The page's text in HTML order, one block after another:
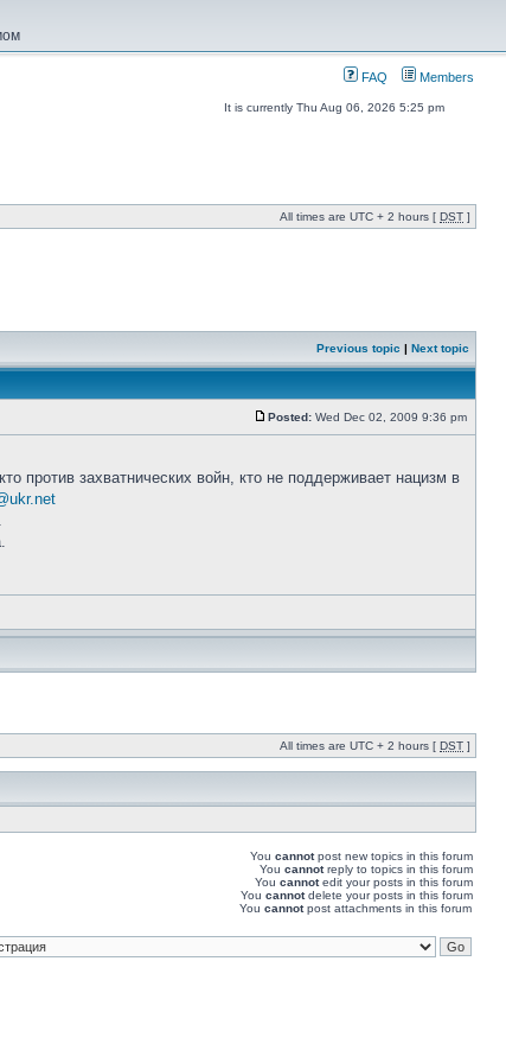
FAQ Members
It is currently Thu Aug 06, 2026 5:25 pm
All times are UTC + 2 hours [ DST ]
Previous topic | Next topic
Posted: Wed Dec 02, 2009 9:36 pm
против захватнических войн, кто не поддерживает нацизм в
All times are UTC + 2 hours [ DST ]
You cannotpost new topics in this forum
You cannotreply to topics in this forum
You cannotedit your posts in this forum
You cannotdelete your posts in this forum
You cannotpost attachments in this forum